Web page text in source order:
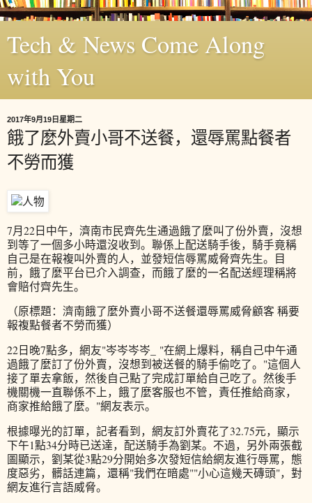
Tech & News Come Along
with You
2017年9月19日星期二
餓了麼外賣小哥不送餐，還辱罵點餐者
不勞而獲
7月22日中午，濟南市民齊先生通過餓了麼叫了份外賣，沒想
到等了一個多小時還沒收到。聯係上配送騎手後，騎手竟稱
自己是在報複叫外賣的人，並發短信辱罵威脅齊先生。目
前，餓了麼平台已介入調查，而餓了麼的一名配送經理稱將
會賠付齊先生。
（原標題：濟南餓了麼外賣小哥不送餐還辱罵威脅顧客 稱要
報複點餐者不勞而獲）
22日晚7點多，網友"岑岑岑岑_ "在網上爆料，稱自己中午通
過餓了麼訂了份外賣，沒想到被送餐的騎手偷吃了。"這個人
接了單去拿飯，然後自己點了完成訂單給自己吃了。然後手
機關機一直聯係不上，餓了麼客服也不管，責任推給商家，
商家推給餓了麼。"網友表示。
根據曝光的訂單，記者看到，網友訂外賣花了32.75元，顯示
下午1點34分時已送達，配送騎手為劉某。不過，另外兩張截
圖顯示，劉某從3點29分開始多次發短信給網友進行辱罵，態
度惡劣，髒話連篇，還稱"我們在暗處""小心這幾天磚頭"，對
網友進行言語威脅。